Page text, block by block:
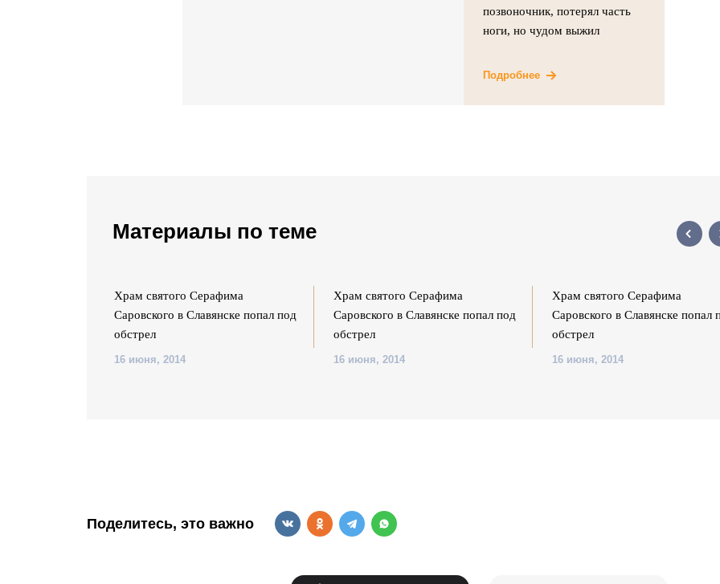
позвоночник, потерял часть
ноги, но чудом выжил
Подробнее
Материалы по теме
Храм святого Серафима
Саровского в Славянске попал под
обстрел
16 июня, 2014
Храм святого Серафима
Саровского в Славянске попал под
обстрел
16 июня, 2014
Храм святого Серафима
Саровского в Славянске попал
обстрел
16 июня, 2014
Поделитесь, это важно